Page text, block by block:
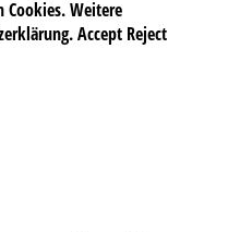
Cookies. Weitere
Accept Reject